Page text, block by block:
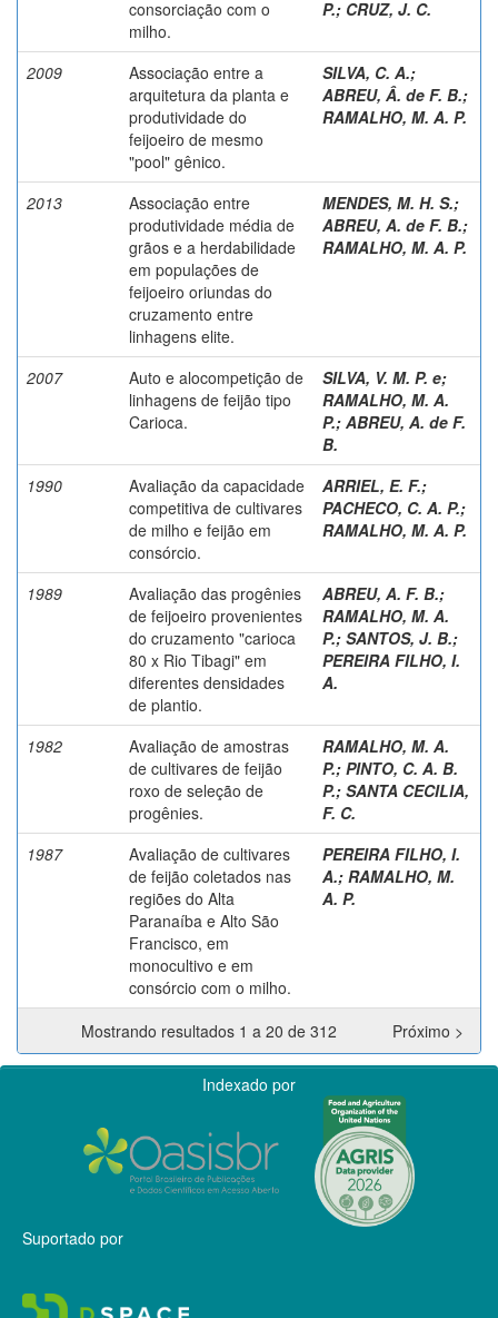
consorciação com o
milho.
P.; CRUZ, J. C.
2009
Associação entre a
arquitetura da planta e
produtividade do
feijoeiro de mesmo
"pool" gênico.
SILVA, C. A.;
ABREU, Â. de F. B.;
RAMALHO, M. A. P.
2013
Associação entre
produtividade média de
grãos e a herdabilidade
em populações de
feijoeiro oriundas do
cruzamento entre
linhagens elite.
MENDES, M. H. S.;
ABREU, A. de F. B.;
RAMALHO, M. A. P.
2007
Auto e alocompetição de
linhagens de feijão tipo
Carioca.
SILVA, V. M. P. e;
RAMALHO, M. A.
P.; ABREU, A. de F.
B.
1990
Avaliação da capacidade
competitiva de cultivares
de milho e feijão em
consórcio.
ARRIEL, E. F.;
PACHECO, C. A. P.;
RAMALHO, M. A. P.
1989
Avaliação das progênies
de feijoeiro provenientes
do cruzamento "carioca
80 x Rio Tibagi" em
diferentes densidades
de plantio.
ABREU, A. F. B.;
RAMALHO, M. A.
P.; SANTOS, J. B.;
PEREIRA FILHO, I.
A.
1982
Avaliação de amostras
de cultivares de feijão
roxo de seleção de
progênies.
RAMALHO, M. A.
P.; PINTO, C. A. B.
P.; SANTA CECILIA,
F. C.
1987
Avaliação de cultivares
de feijão coletados nas
regiões do Alta
Paranaíba e Alto São
Francisco, em
monocultivo e em
consórcio com o milho.
PEREIRA FILHO, I.
A.; RAMALHO, M.
A. P.
Mostrando resultados 1 a 20 de 312 Próximo >
Indexado por
Suportado por